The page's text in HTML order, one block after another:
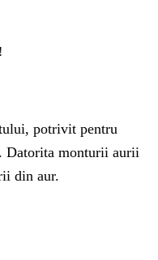
potrivit pentru
Datorita monturii aurii
din aur.